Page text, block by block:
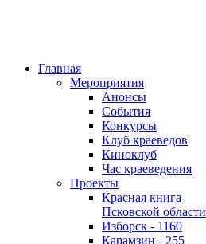
Главная
Мероприятия
Анонсы
События
Конкурсы
Клуб краеведов
Киноклуб
Час краеведения
Проекты
Красная книга
Псковской области
Изборск - 1160
Карамзин - 255